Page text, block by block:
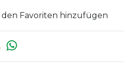
den Favoriten hinzufügen